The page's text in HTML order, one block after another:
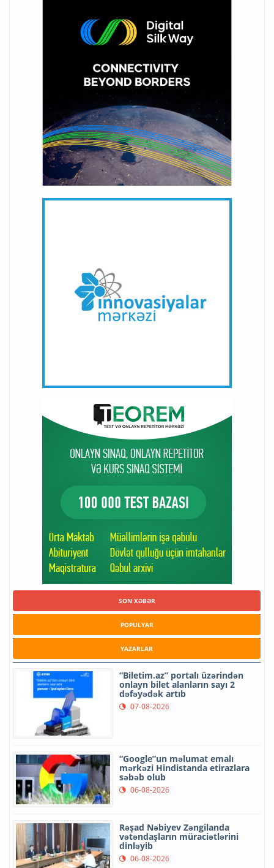
SON XƏBƏR
POPULYAR
YAZARLAR
“Biletim.az” portalı üzərindən
onlayn bilet alanların sayı 2
dəfəyədək artıb
07-08-2026
“Google”un məlumat emalı
mərkəzi Hindistanda etirazlara
səbəb olub
06-08-2026
Rəşad Nəbiyev Zəngilanda
vətəndaşların müraciətlərini
dinləyib
06-08-2026